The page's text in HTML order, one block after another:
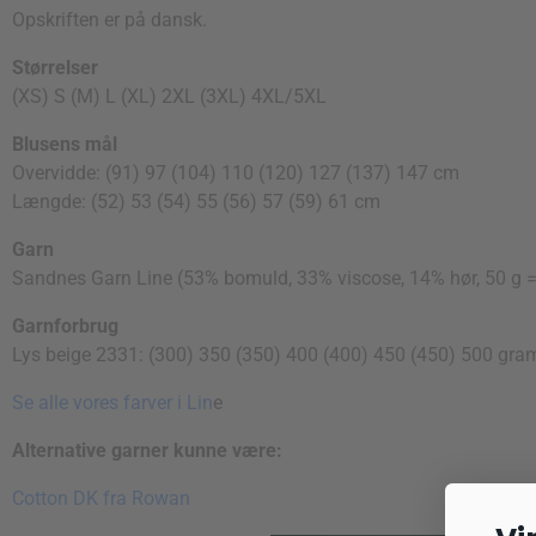
Opskriften er på dansk.
Størrelser
(XS) S (M) L (XL) 2XL (3XL) 4XL/5XL
Blusens mål
Overvidde: (91) 97 (104) 110 (120) 127 (137) 147 cm
Længde: (52) 53 (54) 55 (56) 57 (59) 61 cm
Garn
Sandnes Garn Line (53% bomuld, 33% viscose, 14% hør, 50 g
Garnforbrug
Lys beige 2331: (300) 350 (350) 400 (400) 450 (450) 500
Se alle vores farver i Line
Alternative garner kunne være:
Cotton DK fra Rowan